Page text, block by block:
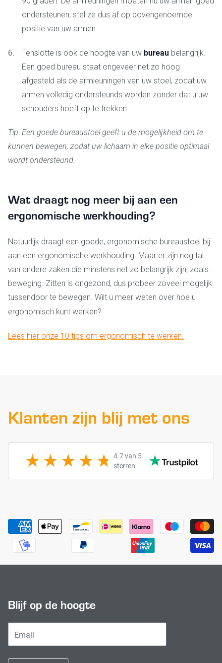
ondersteunen, stel ze dus af op bovengenoemde
positie van uw armen.
Tenslotte is ook de hoogte van uw bureau belangrijk.
Een goed bureau staat ongeveer net zo hoog
afgesteld als de armleuningen van uw stoel, zodat uw
armen volledig ondersteunds worden zonder dat u uw
schouders hoeft op te trekken.
Tip: Een goede bureaustoel geeft u de mogelijkheid om te
kunnen bewegen, zodat uw lichaam in elke positie optimaal
wordt ondersteund.
Wat draagt nog meer bij aan een
ergonomische werkhouding?
Natuurlijk draagt een goede, ergonomische bureaustoel bij
aan een ergonomische werkhouding. Maar er zijn nog tal
van andere zaken die minstens net zo belangrijk zijn, zoals:
beweging. Zitten is ongezond, dus probeer zoveel mogelijk
tussendoor te bewegen. Wilt u meer weten over hoe u
ergonomisch kunt werken?
Lees hier onze 10 tips om ergonomisch te werken.
Klanten zijn blij met ons
4.7 van 5
sterren
Payment methods
Blijf op de hoogte